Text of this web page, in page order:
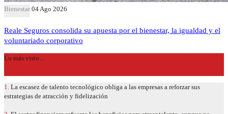
Bienestar 04 Ago 2026
Reale Seguros consolida su apuesta por el bienestar, la igualdad y el
voluntariado corporativo
Lo más visto…
1. La escasez de talento tecnológico obliga a las empresas a reforzar sus
estrategias de atracción y fidelización